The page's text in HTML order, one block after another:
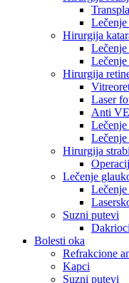
Lečenje
Hirurgija
Lečenje
Lečenje
Hirurgija
Laser
Anti
Hirurgija
Lečenje
Suzni putevi
Bolesti oka
Refrakcione
Kapci
Suzni putevi